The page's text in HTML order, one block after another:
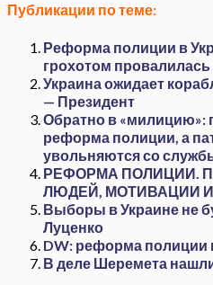
Публикации по теме:
Реформа полиции в
грохотом
Украина ожидает
— Президент
Обратно в «милицию»:
реформа полиции, а
увольняются со
РЕФОРМА ПОЛИЦИИ.
ЛЮДЕЙ, МОТИВАЦИИ
Выборы в Украине не
Луценко
DW: реформа полиции
В деле Шеремета